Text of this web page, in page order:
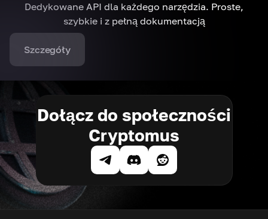
Dedykowane API dla każdego narzędzia. Proste,
szybkie i z pełną dokumentacją
Szczegóły
Dołącz do społeczności
Cryptomus